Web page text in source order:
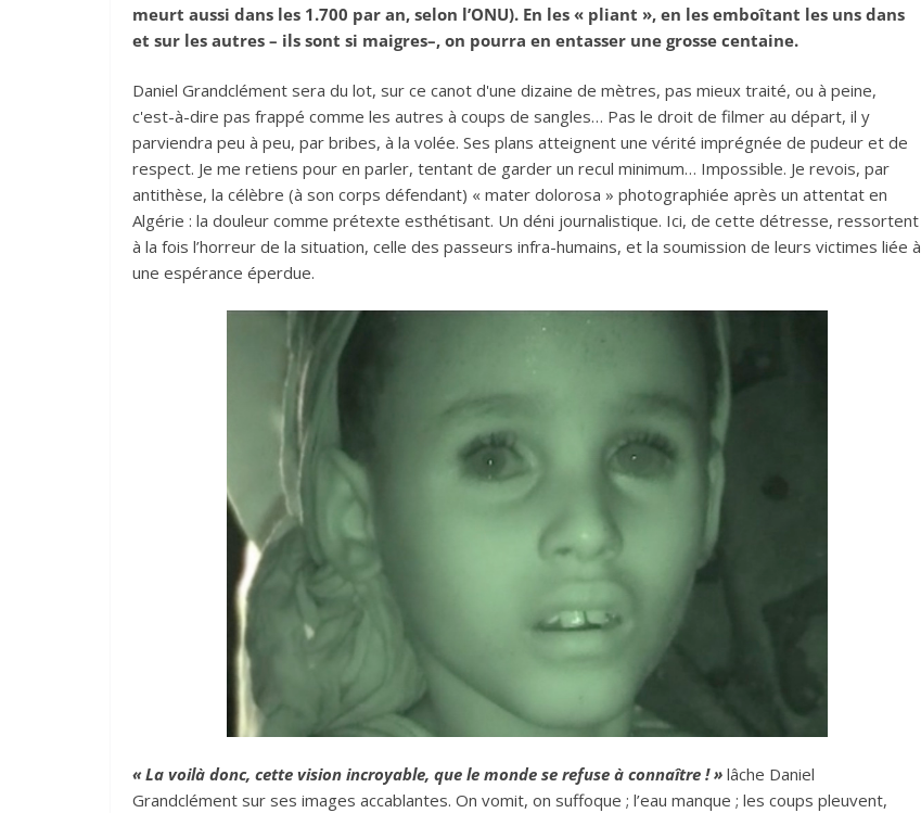
meurt aussi dans les 1.700 par an, selon l’ONU). En les « pliant », en les emboîtant les uns dans
et sur les autres – ils sont si maigres–, on pourra en entasser une grosse centaine.
Daniel Grandclément sera du lot, sur ce canot d'une dizaine de mètres, pas mieux traité, ou à peine,
c'est-à-dire pas frappé comme les autres à coups de sangles… Pas le droit de filmer au départ, il y
parviendra peu à peu, par bribes, à la volée. Ses plans atteignent une vérité imprégnée de pudeur et de
respect. Je me retiens pour en parler, tentant de garder un recul minimum… Impossible. Je revois, par
antithèse, la célèbre (à son corps défendant) « mater dolorosa » photographiée après un attentat en
Algérie : la douleur comme prétexte esthétisant. Un déni journalistique. Ici, de cette détresse, ressortent
à la fois l’horreur de la situation, celle des passeurs infra-humains, et la soumission de leurs victimes liée à
une espérance éperdue.
« La voilà donc, cette vision incroyable, que le monde se refuse à connaître ! » lâche Daniel
Grandclément sur ses images accablantes. On vomit, on suffoque ; l’eau manque ; les coups pleuvent,